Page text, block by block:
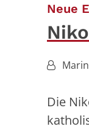
Neue
Von:
Die